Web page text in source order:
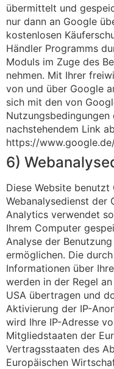
übermittelt und
nur dann an Google
kostenlosen
Händler Programms
Moduls im Zuge des
nehmen. Mit Ihrer
von und über Google
sich mit den von
nachstehendem Link
https://
6)
Diese Website
Webanalysedienst der
Analytics verwendet
Ihrem Computer
Analyse der
ermöglichen. Die
Informationen über
werden in der Regel
USA übertragen und
Aktivierung der IP-
wird Ihre IP-Adresse
Mitgliedstaaten der
Vertragsstaaten des
Europäischen